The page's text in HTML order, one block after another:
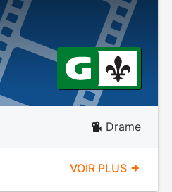
Drame
VOIR PLUS